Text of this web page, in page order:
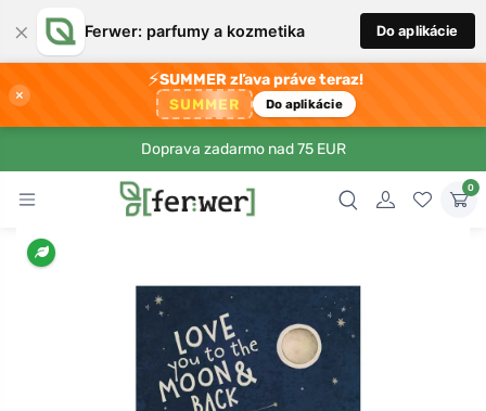
× Ferwer: parfumy a kozmetika Do aplikácie
×
⚡SUMMER zľava práve teraz!
SUMMER Do aplikácie
Doprava zadarmo nad 75 EUR
0